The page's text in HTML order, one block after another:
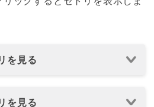
を見る
を見る